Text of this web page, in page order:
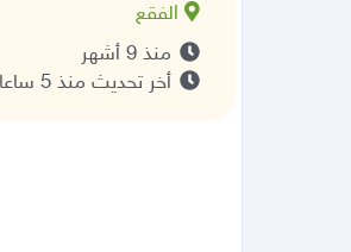
الفقع
منذ 9 أشهر
أخر تحديث منذ 5 ساعات